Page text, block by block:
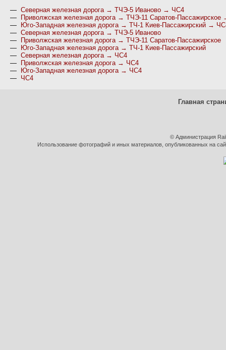
— Северная железная дорога → ТЧЭ-5 Иваново → ЧС4
—
Приволжская железная дорога → ТЧЭ-11 Саратов-
—
Юго-Западная железная дорога → ТЧ-1 Киев-Пассажирский →
— Северная железная дорога → ТЧЭ-5 Иваново
—
Приволжская железная дорога → ТЧЭ-11 Саратов-Пассажирское
—
Юго-Западная железная дорога → ТЧ-1 Киев-Пассажирский
— Северная железная дорога → ЧС4
—
Приволжская железная дорога → ЧС4
—
Юго-Западная железная дорога → ЧС4
— ЧС4
Главная
© Администрация
Использование фотографий и иных материалов, опубликованных на